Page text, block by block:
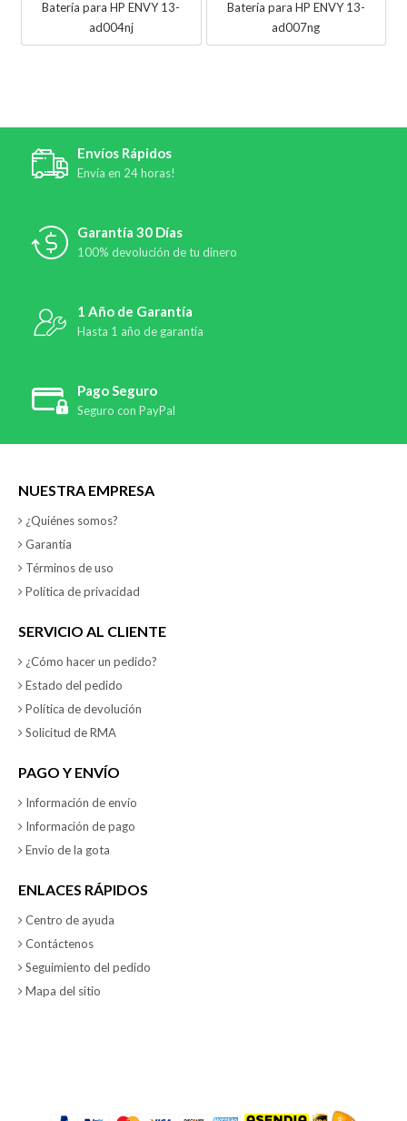
Batería para HP ENVY 13-
ad004nj
Batería para HP ENVY 13-
ad007ng
Envíos Rápidos
Envía en 24 horas!
Garantía 30 Días
100% devolución de tu dinero
1 Año de Garantía
Hasta 1 año de garantía
Pago Seguro
Seguro con PayPal
NUESTRA EMPRESA
¿Quiénes somos?
Garantía
Términos de uso
Política de privacidad
SERVICIO AL CLIENTE
¿Cómo hacer un pedido?
Estado del pedido
Política de devolución
Solicitud de RMA
PAGO Y ENVÍO
Información de envío
Información de pago
Envio de la gota
ENLACES RÁPIDOS
Centro de ayuda
Contáctenos
Seguimiento del pedido
Mapa del sitio